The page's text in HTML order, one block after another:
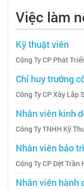
Việc làm
Kỹ thuật viên
Công Ty CP Phát
Chỉ huy trưởng
Công Ty CP Xây Lắp
Nhân viên kinh
Công Ty TNHH Kỹ
Nhân viên bảo
Công Ty CP Dệt Trần
Nhân viên hành